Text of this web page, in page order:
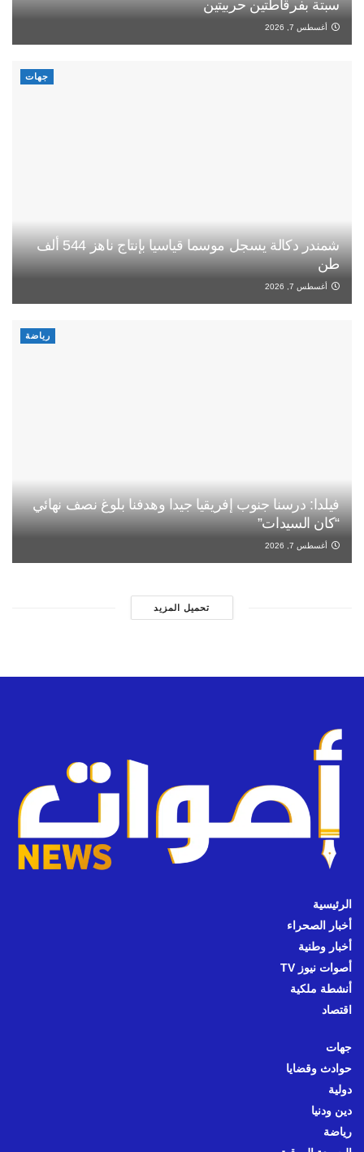
سبتة بفرقاطتين حربيتين
أغسطس 7, 2026
جهات
شمندر دكالة يسجل موسما قياسيا بإنتاج ناهز 544 ألف
طن
أغسطس 7, 2026
رياضة
فيلدا: درسنا جنوب إفريقيا جيدا وهدفنا بلوغ نصف نهائي
“كان السيدات”
أغسطس 7, 2026
تحميل المزيد
الرئيسية
أخبار الصحراء
أخبار وطنية
أصوات نيوز TV
أنشطة ملكية
اقتصاد
جهات
حوادث وقضايا
دولية
دين ودنيا
رياضة